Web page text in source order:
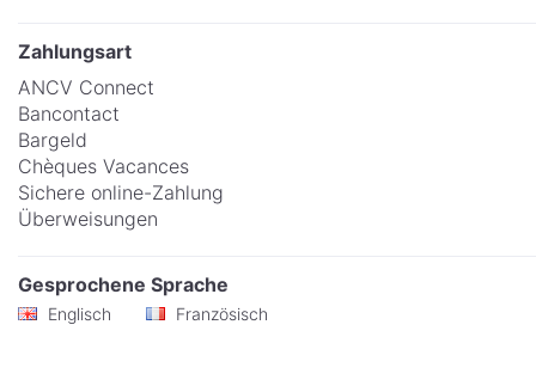
Zahlungsart
ANCV Connect
Bancontact
Bargeld
Chèques Vacances
Sichere online-Zahlung
Überweisungen
Gesprochene Sprache
Englisch Französisch